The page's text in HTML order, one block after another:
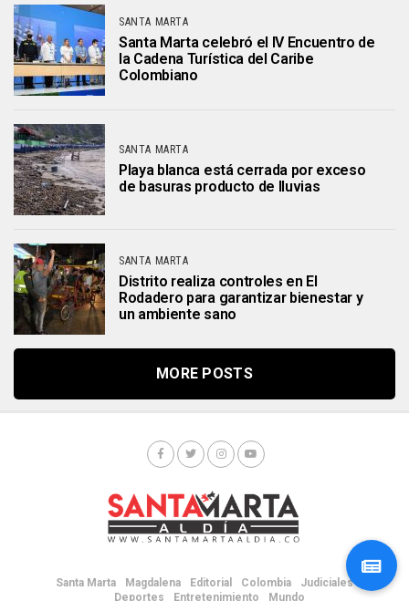
SANTA MARTA
Santa Marta celebró el IV Encuentro de
la Cadena Turística del Caribe
Colombiano
SANTA MARTA
Playa blanca está cerrada por exceso
de basuras producto de lluvias
SANTA MARTA
Distrito realiza controles en El
Rodadero para garantizar bienestar y
un ambiente sano
MORE POSTS
Santa Marta Magdalena Editorial Colombia
Judiciales
Deportes
Entretenimiento Mundo